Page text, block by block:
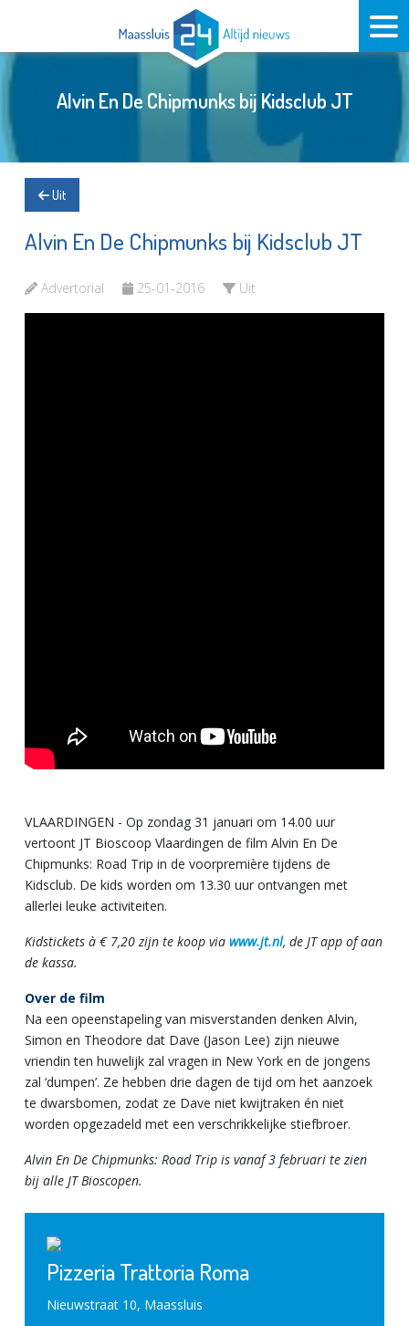
Alvin En De Chipmunks bij Kidsclub JT
Uit
Alvin En De Chipmunks bij Kidsclub JT
Advertorial 25-01-2016 Uit
VLAARDINGEN - Op zondag 31 januari om 14.00 uur
vertoont JT Bioscoop Vlaardingen de film Alvin En De
Chipmunks: Road Trip in de voorpremière tijdens de
Kidsclub. De kids worden om 13.30 uur ontvangen met
allerlei leuke activiteiten.
Kidstickets à € 7,20 zijn te koop via www.jt.nl, de JT app of aan
de kassa.
Over de film
Na een opeenstapeling van misverstanden denken Alvin,
Simon en Theodore dat Dave (Jason Lee) zijn nieuwe
vriendin ten huwelijk zal vragen in New York en de jongens
zal ‘dumpen’. Ze hebben drie dagen de tijd om het aanzoek
te dwarsbomen, zodat ze Dave niet kwijtraken én niet
worden opgezadeld met een verschrikkelijke stiefbroer.
Alvin En De Chipmunks: Road Trip is vanaf 3 februari te zien
bij alle JT Bioscopen.
Pizzeria Trattoria Roma
Nieuwstraat 10, Maassluis